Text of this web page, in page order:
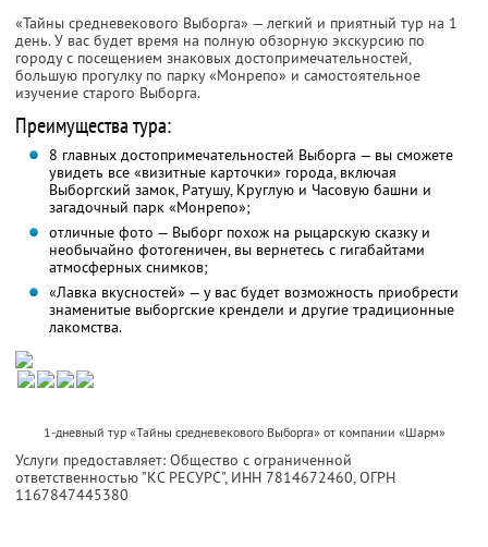
«Тайны средневекового Выборга» — легкий и приятный тур на 1
день. У вас будет время на полную обзорную экскурсию по
городу с посещением знаковых достопримечательностей,
большую прогулку по парку «Монрепо» и самостоятельное
изучение старого Выборга.
Преимущества тура:
8 главных достопримечательностей Выборга — вы сможете
увидеть все «визитные карточки» города, включая
Выборгский замок, Ратушу, Круглую и Часовую башни и
загадочный парк «Монрепо»;
отличные фото — Выборг похож на рыцарскую сказку и
необычайно фотогеничен, вы вернетесь с гигабайтами
атмосферных снимков;
«Лавка вкусностей» — у вас будет возможность приобрести
знаменитые выборгские крендели и другие традиционные
лакомства.
1-дневный тур «Тайны средневекового Выборга» от компании «Шарм»
Услуги предоставляет: Общество с ограниченной
ответственностью "КС РЕСУРС", ИНН 7814672460, ОГРН
1167847445380